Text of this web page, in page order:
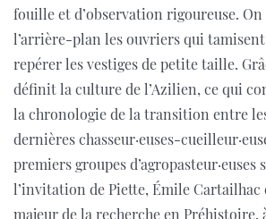
fouille et d’observation rigoureuse.
l’arrière-plan les ouvriers qui
repérer les vestiges de petite taille.
définit la culture de l’Azilien, ce qui
la chronologie de la transition entre
dernières chasseur·euses-
premiers groupes d’agropasteur·euses
l’invitation de Piette, Émile Cartailhac
majeur de la recherche en Préhistoire,